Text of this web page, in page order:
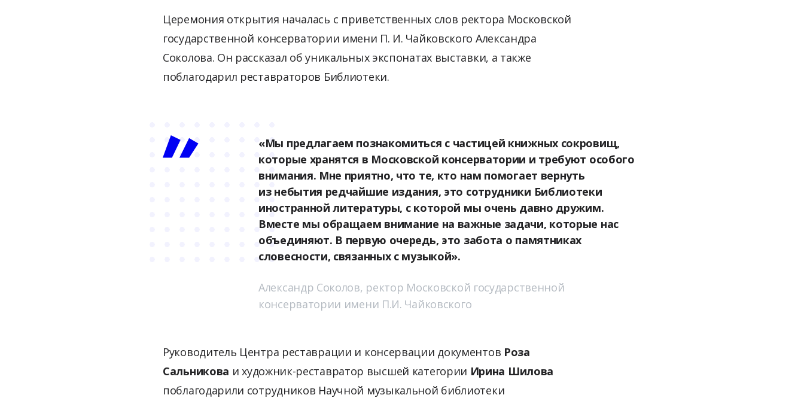
Церемония открытия началась с приветственных слов ректора Московской
государственной консерватории имени П. И. Чайковского Александра
Соколова. Он рассказал об уникальных экспонатах выставки, а также
поблагодарил реставраторов Библиотеки.
«Мы предлагаем познакомиться с частицей книжных сокровищ,
которые хранятся в Московской консерватории и требуют особого
внимания. Мне приятно, что те, кто нам помогает вернуть
из небытия редчайшие издания, это сотрудники Библиотеки
иностранной литературы, с которой мы очень давно дружим.
Вместе мы обращаем внимание на важные задачи, которые нас
объединяют. В первую очередь, это забота о памятниках
словесности, связанных с музыкой».
Александр Соколов, ректор Московской государственной
консерватории имени П.И. Чайковского
Руководитель Центра реставрации и консервации документов Роза
Сальникова и художник-реставратор высшей категории Ирина Шилова
поблагодарили сотрудников Научной музыкальной библиотеки